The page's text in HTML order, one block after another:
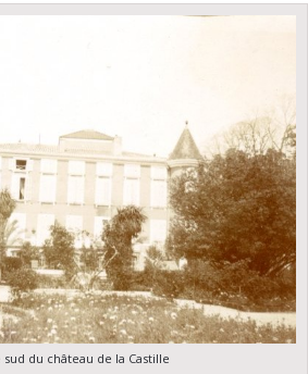
sud du château de la Castille